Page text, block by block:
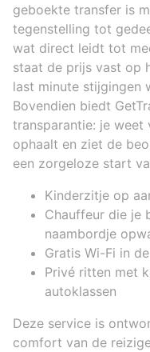
geboekte transfer is
tegenstelling tot
wat direct leidt tot
staat de prijs vast op
last minute stijgingen
Bovendien biedt
transparantie: je
ophaalt en ziet de
een zorgeloze start
Kinderzitje op
Chauffeur die je
naambordje
Gratis Wi-Fi in
Privé ritten met
autoklassen
Deze service is
comfort van de